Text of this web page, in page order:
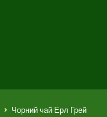
Чорний чай Ерл Грей